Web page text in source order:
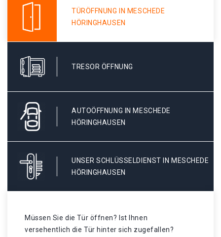
TÜRÖFFNUNG IN MESCHEDE
HÖRINGHAUSEN
TRESOR ÖFFNUNG
AUTOÖFFNUNG IN MESCHEDE
HÖRINGHAUSEN
UNSER SCHLÜSSELDIENST IN MESCHEDE
HÖRINGHAUSEN
Müssen Sie die Tür öffnen? Ist Ihnen
versehentlich die Tür hinter sich zugefallen?